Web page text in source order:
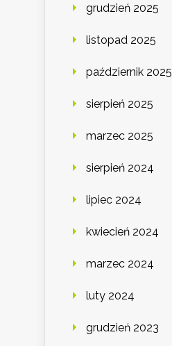
grudzień 2025
listopad 2025
październik 2025
sierpień 2025
marzec 2025
sierpień 2024
lipiec 2024
kwiecień 2024
marzec 2024
luty 2024
grudzień 2023